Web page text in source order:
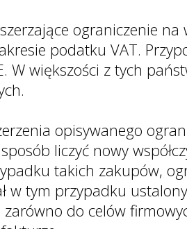
ograniczenie
podatku VAT.
W większości z tych
opisywanego
liczyć nowy
takich zakupów,
w tym przypadku
do celów